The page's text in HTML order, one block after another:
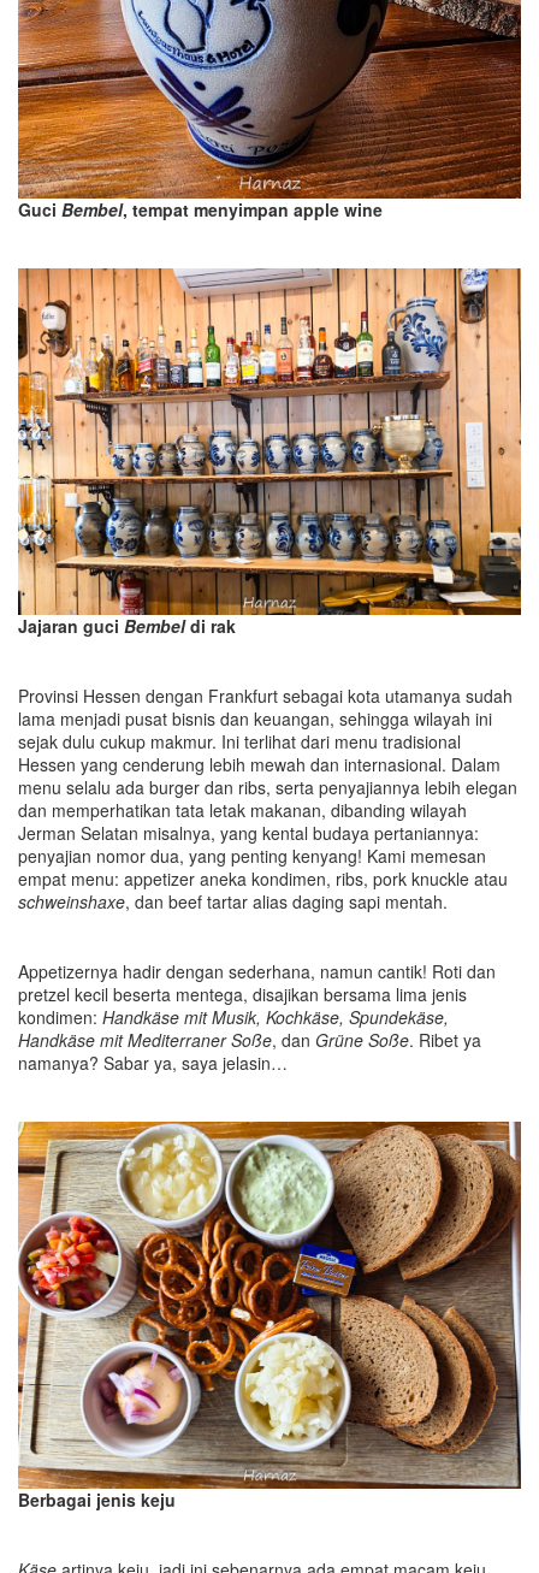
Guci Bembel, tempat menyimpan apple wine
Jajaran guci Bembeldi rak
Provinsi Hessen dengan Frankfurt sebagai kota utamanya sudah
lama menjadi pusat bisnis dan keuangan, sehingga wilayah ini
sejak dulu cukup makmur. Ini terlihat dari menu tradisional
Hessen yang cenderung lebih mewah dan internasional. Dalam
menu selalu ada burger dan ribs, serta penyajiannya lebih elegan
dan memperhatikan tata letak makanan, dibanding wilayah
Jerman Selatan misalnya, yang kental budaya pertaniannya:
penyajian nomor dua, yang penting kenyang! Kami memesan
empat menu: appetizer aneka kondimen, ribs, pork knuckle atau
schweinshaxe, dan beef tartar alias daging sapi mentah.
Appetizernya hadir dengan sederhana, namun cantik! Roti dan
pretzel kecil beserta mentega, disajikan bersama lima jenis
kondimen: Handkäse mit Musik, Kochkäse, Spundekäse,
Handkäse mit Mediterraner Soße, dan Grüne Soße. Ribet ya
namanya? Sabar ya, saya jelasin…
Berbagai jenis keju